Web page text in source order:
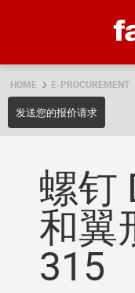
HOME E-PROCUREMENT
发送您的报价请求
螺钉
和翼
315